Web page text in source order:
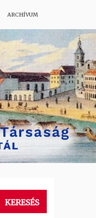
ARCHÍVUM